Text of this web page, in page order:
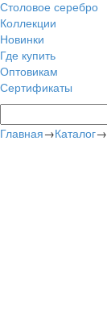
Столовое серебро
Коллекции
Новинки
Где купить
Оптовикам
Сертификаты
Главная→Каталог→